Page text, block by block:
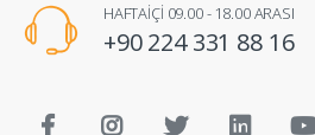
HAFTAİÇİ 09.00 - 18.00 ARASI
+90 224 331 88 16